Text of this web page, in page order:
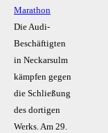
Marathon
Die Audi-
Beschäftigten
in Neckarsulm
kämpfen gegen
die Schließung
des dortigen
Werks. Am 29.